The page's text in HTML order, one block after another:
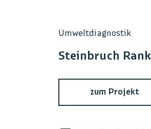
Umweltdiagnostik
Steinbruch Rank
zum Projekt